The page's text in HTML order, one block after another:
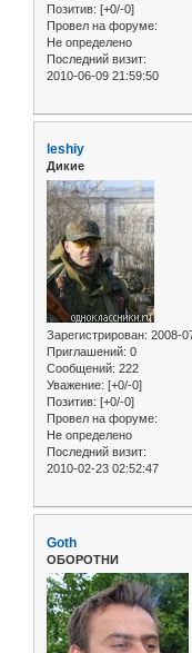
Позитив: [+0/-0]
Провел на форуме:
Не определено
Последний визит:
2010-06-09 21:59:50
leshiy
Дикие
Зарегистрирован: 2008-
Приглашений: 0
Сообщений: 222
Уважение: [+0/-0]
Позитив: [+0/-0]
Провел на форуме:
Не определено
Последний визит:
2010-02-23 02:52:47
Goth
ОБОРОТНИ